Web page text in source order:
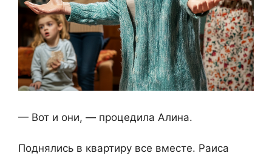
— Вот и они, — процедила Алина.
Поднялись в квартиру все вместе. Раиса